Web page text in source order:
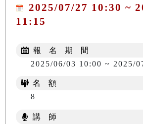
2025/07/27 10:30 ~
11:15
報 名 期 間
2025/06/03 10:00 ~ 2025/
名 額
8
講 師